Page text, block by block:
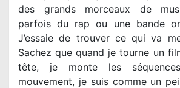
des grands morceaux de
parfois du rap ou une bande
J’essaie de trouver ce qui va
Sachez que quand je tourne un
tête, je monte les
mouvement, je suis comme un